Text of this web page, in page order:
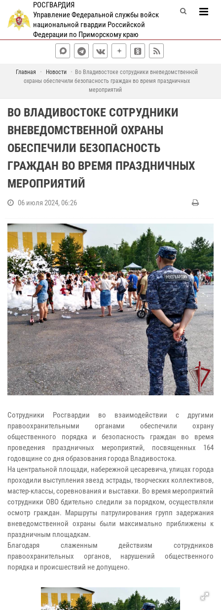
РОСГВАРДИЯ
Управление Федеральной службы войск
национальной гвардии Российской
Федерации по Приморскому краю
Главная Новости
Во Владивостоке сотрудники вневедомственной
охраны обеспечили безопасность граждан во время праздничных
мероприятий
ВО ВЛАДИВОСТОКЕ СОТРУДНИКИ
ВНЕВЕДОМСТВЕННОЙ ОХРАНЫ
ОБЕСПЕЧИЛИ БЕЗОПАСНОСТЬ
ГРАЖДАН ВО ВРЕМЯ ПРАЗДНИЧНЫХ
МЕРОПРИЯТИЙ
06 июля 2024, 06:26
Сотрудники Росгвардии во взаимодействии с другими
правоохранительными органами обеспечили охрану
общественного порядка и безопасность граждан во время
проведения праздничных мероприятий, посвященных 164
годовщине со дня образования города Владивостока.
На центральной площади, набережной цесаревича, улицах города
проходили выступления звезд эстрады, творческих коллективов,
мастер-классы, соревнования и выставки. Во время мероприятий
сотрудники ОВО бдительно следили за порядком, осуществляли
осмотр граждан. Маршруты патрулирования групп задержания
вневедомственной охраны были максимально приближены к
праздничным площадкам.
Благодаря слаженным действиям сотрудников
правоохранительных органов, нарушений общественного
порядка и происшествий не допущено.